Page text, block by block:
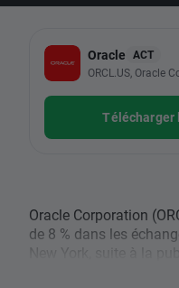
Oracle ACT
ORCL.US, Oracle
Oracle Corporation
de 8 % dans les
New York, suite à la